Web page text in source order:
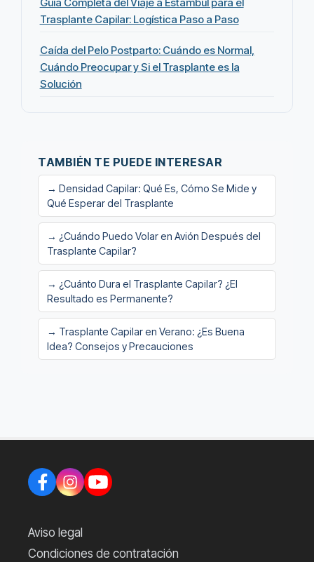
Trasplante Capilar: Logística Paso a Paso
Caída del Pelo Postparto: Cuándo es Normal,
Cuándo Preocupar y Si el Trasplante es la
Solución
TAMBIÉN TE PUEDE INTERESAR
→ Densidad Capilar: Qué Es, Cómo Se Mide y
Qué Esperar del Trasplante
→ ¿Cuándo Puedo Volar en Avión Después del
Trasplante Capilar?
→ ¿Cuánto Dura el Trasplante Capilar? ¿El
Resultado es Permanente?
→ Trasplante Capilar en Verano: ¿Es Buena
Idea? Consejos y Precauciones
Aviso legal
Condiciones de contratación